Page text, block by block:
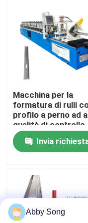
Giro della fabbrica
Controllo di
Contattici
Notizie
Casi
rotolo dello
Rotolo di doppio
Macchina per la
formatura di rulli
profilo a perno ad
qualità di controllo
PLC di punzonatura
idraulicaInvia
Abby Song